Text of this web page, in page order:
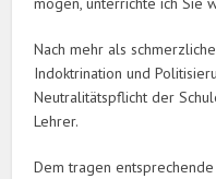
Nach mehr als
Indoktrination und
Neutralitätspflicht der
Lehrer.
Dem tragen